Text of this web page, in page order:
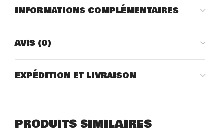
INFORMATIONS COMPLÉMENTAIRES
AVIS (0)
EXPÉDITION ET LIVRAISON
PRODUITS SIMILAIRES